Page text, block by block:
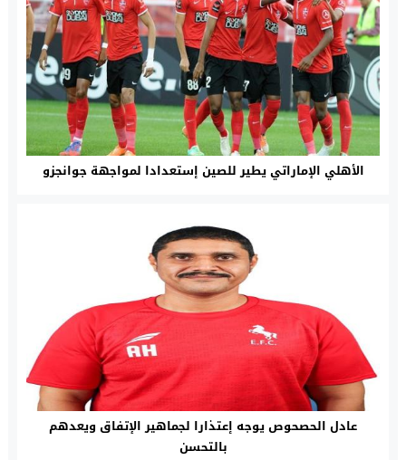
الأهلي الإماراتي يطير للصين إستعدادا لمواجهة جوانجزو
عادل الحصحوص يوجه إعتذارا لجماهير الإتفاق ويعدهم
بالتحسن